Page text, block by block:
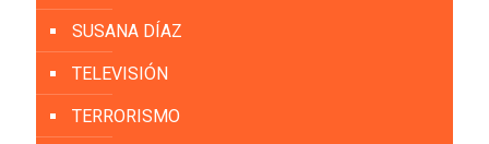
SUSANA DÍAZ
TELEVISIÓN
TERRORISMO